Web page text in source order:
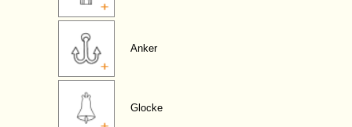
Anker
Glocke